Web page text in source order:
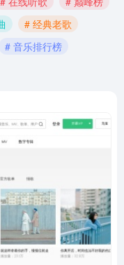
# 经典老歌
# 音乐排行榜